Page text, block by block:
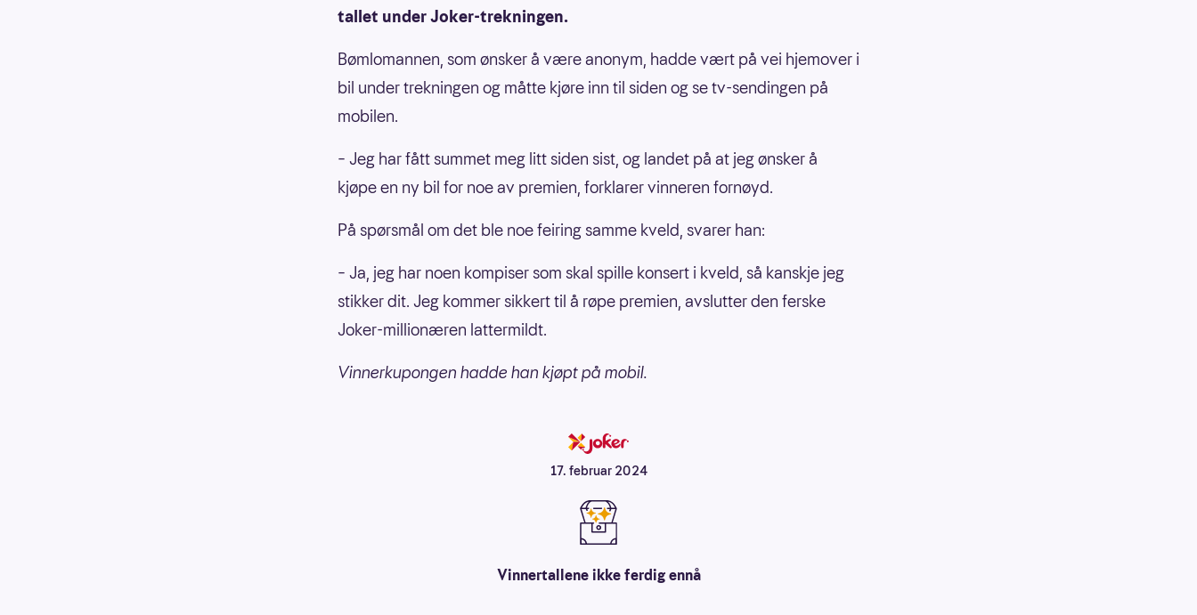
tallet under Joker-trekningen.
Bømlomannen, som ønsker å være anonym, hadde vært på vei hjemover i
bil under trekningen og måtte kjøre inn til siden og se tv-sendingen på
mobilen.
– Jeg har fått summet meg litt siden sist, og landet på at jeg ønsker å
kjøpe en ny bil for noe av premien, forklarer vinneren fornøyd.
På spørsmål om det ble noe feiring samme kveld, svarer han:
– Ja, jeg har noen kompiser som skal spille konsert i kveld, så kanskje jeg
stikker dit. Jeg kommer sikkert til å røpe premien, avslutter den ferske
Joker-millionæren lattermildt.
Vinnerkupongen hadde han kjøpt på mobil.
17. februar 2024
Vinnertallene ikke ferdig ennå